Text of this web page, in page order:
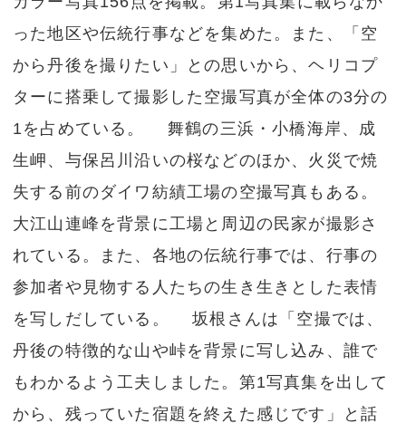
った地区や伝統行事などを集めた。また、「空
から丹後を撮りたい」との思いから、ヘリコプ
ターに搭乗して撮影した空撮写真が全体の3分の
1を占めている。 舞鶴の三浜・小橋海岸、成
生岬、与保呂川沿いの桜などのほか、火災で焼
失する前のダイワ紡績工場の空撮写真もある。
大江山連峰を背景に工場と周辺の民家が撮影さ
れている。また、各地の伝統行事では、行事の
参加者や見物する人たちの生き生きとした表情
を写しだしている。 坂根さんは「空撮では、
丹後の特徴的な山や峠を背景に写し込み、誰で
もわかるよう工夫しました。第1写真集を出して
から、残っていた宿題を終えた感じです」と話